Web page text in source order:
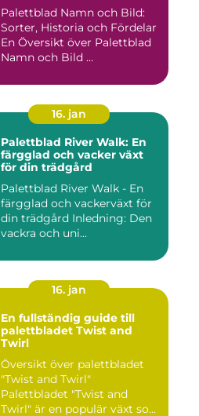
Palettblad Namn och Bild:
Sorter, Historia och Fördelar
En Översikt över Palettblad
Namn och Bild ...
16. jan
Palettblad River Walk: En
färgglad och vacker växt
för din trädgård
Palettblad River Walk - En
färgglad och vackerväxt för
din trädgård Inledning: Den
vackra och uni...
16. jan
En fullständig guide till
palettbladet Twist and
Twirl
Översikt över palettbladet
"Twist and Twirl"
Palettbladet "Twist and
Twirl" är en populär växt som